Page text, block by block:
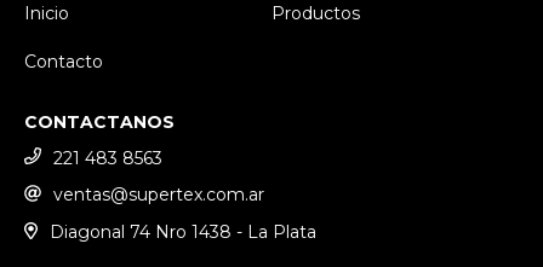
Inicio
Productos
Contacto
CONTACTANOS
221 483 8563
ventas@supertex.com.ar
Diagonal 74 Nro 1438 - La Plata